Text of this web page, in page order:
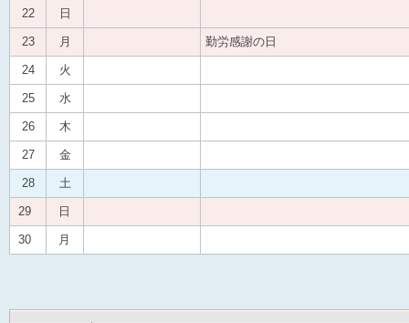
22 日
23 月 勤労感謝の日
24 火
25 水
26 木
27 金
28 土
29 日
30 月